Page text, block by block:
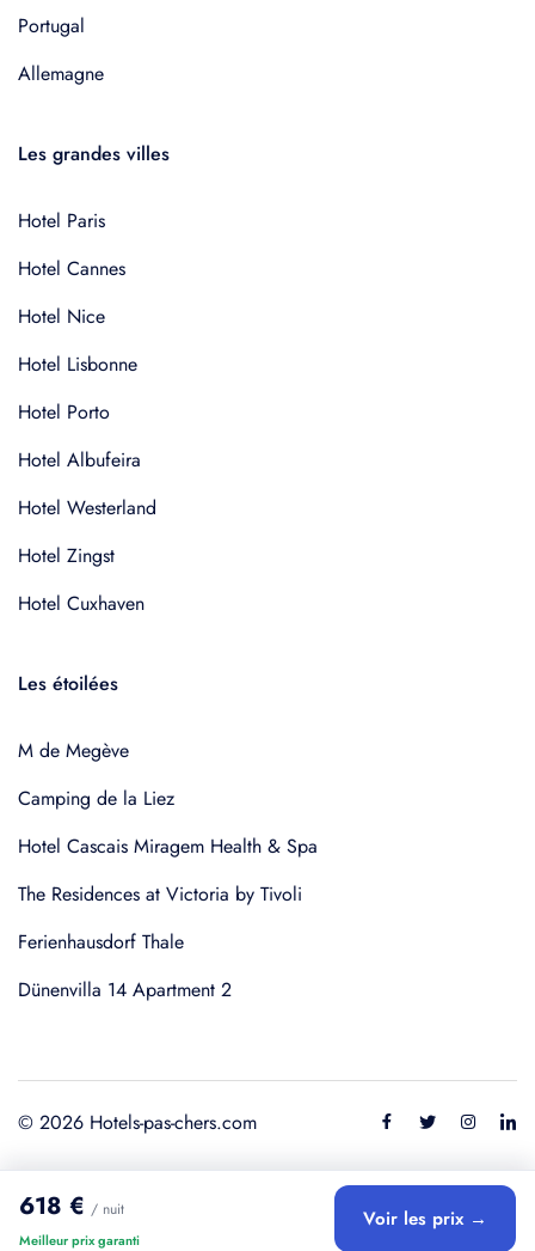
618 € / nuit
Meilleur prix garanti
Voir les prix →
Portugal
Allemagne
Les grandes villes
Hotel Paris
Hotel Cannes
Hotel Nice
Hotel Lisbonne
Hotel Porto
Hotel Albufeira
Hotel Westerland
Hotel Zingst
Hotel Cuxhaven
Les étoilées
M de Megève
Camping de la Liez
Hotel Cascais Miragem Health & Spa
The Residences at Victoria by Tivoli
Ferienhausdorf Thale
Dünenvilla 14 Apartment 2
© 2026 Hotels-pas-chers.com